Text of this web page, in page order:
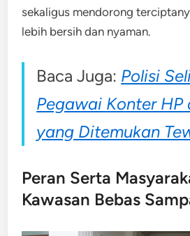
sekaligus mendorong
lebih bersih dan nyaman.
Baca Juga: Polisi
Pegawai Konter HP
yang Ditemukan
Peran Serta
Kawasan Bebas